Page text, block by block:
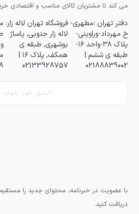
می کند تا مشتریان کالای مناسب و اقتصادی
دفتر تهران :مطهری-
خ مهرداد-وراوینی-
پلاک ۳۸-واحد ۱۶-
طبقه ی ششم |
02188839002
فروشگاه تهران لاله زار:
لاله زار جنوبی, پاساژ
بوشهری, طبقه ی
همکف, پلاک ۱۶ |
02133928757
با عضویت در خبرنامه، محتوای جدید را
دریافت کنید.